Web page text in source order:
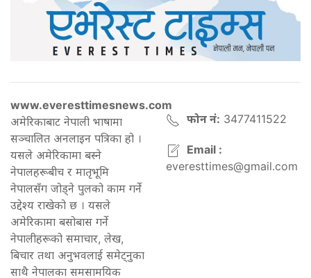
www.everesttimesnews.com
अमेरिकाबाट नेपाली भाषामा
सञ्चालित अनलाइन पत्रिका हो ।
यसले अमेरिकामा बस्ने
नेपालहरूबीच र मातृभूमि
नेपालसँग जोड्ने पुलको काम गर्ने
उद्देश्य राखेको छ । यसले
अमेरिकामा बसोबास गर्ने
नेपालीहरूको समाचार, लेख,
बिचार तथा अनुभवलाई समेट्नुका
साथै नेपालका समसामयिक
फोन नं: 3477411522
Email :
everesttimes@gmail.com